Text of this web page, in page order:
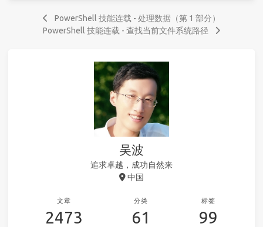
PowerShell 技能连载 - 处理数据（第 1 部分）
PowerShell 技能连载 - 查找当前文件系统路径
吴波
追求卓越，成功自然来
中国
文章
2473
分类
61
标签
99